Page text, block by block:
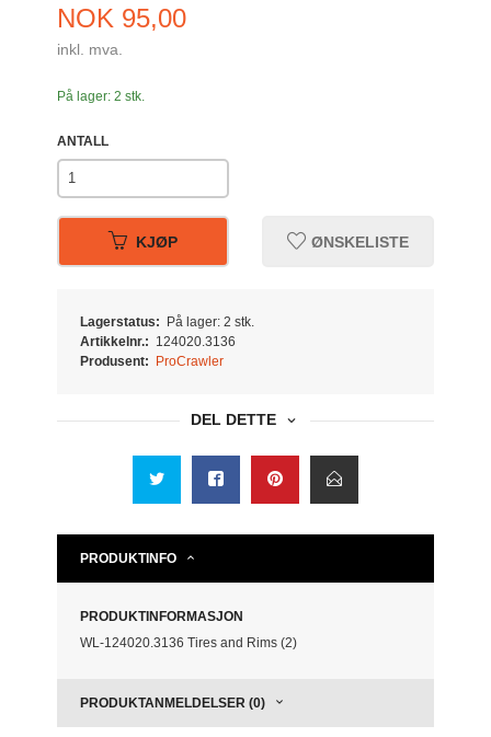
Pris
NOK 95,00
inkl. mva.
På lager: 2 stk.
ANTALL
KJØP ØNSKELISTE
Lagerstatus: På lager: 2 stk.
Artikkelnr.: 124020.3136
Produsent: ProCrawler
DEL DETTE
PRODUKTINFO
PRODUKTINFORMASJON
WL-124020.3136 Tires and Rims (2)
PRODUKTANMELDELSER (0)